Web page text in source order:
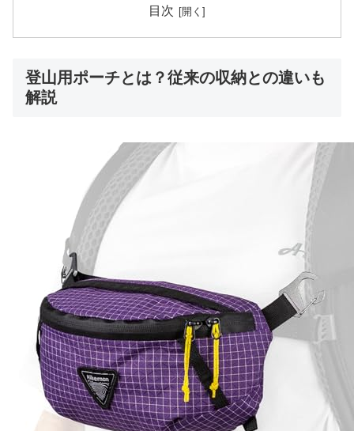
目次
登山用ポーチとは？従来の収納との違いも
解説